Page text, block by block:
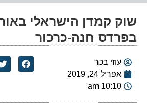
שוק קמדן הישראלי
בפרדס חנה-כרכור
עוזי בכר
אפריל 24, 2019
10:10 am